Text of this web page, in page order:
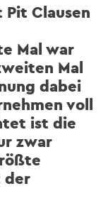
Clausen
Mal war
Mal
dabei
voll
ist die
zwar
der